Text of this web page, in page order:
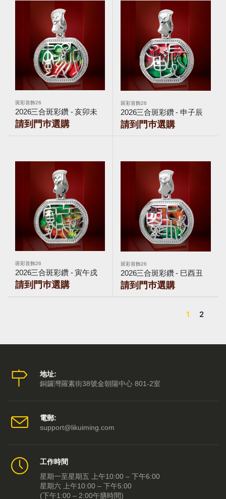
斑彩首飾26
2026三合斑彩鑽 - 亥卯未
請到門巿選購
斑彩首飾26
2026三合斑彩鑽 - 申子辰
請到門巿選購
斑彩首飾26
2026三合斑彩鑽 - 寅午戌
請到門巿選購
斑彩首飾26
2026三合斑彩鑽 - 巳酉丑
請到門巿選購
1 2
地址:
銅鑼灣羅素街38號金朝陽中心 801-2室
電郵:
support@likuiming.com
工作時間
星期一至星期五 上午10:00 – 下午6:00
星期六 上午10:00 – 下午5:00
(下午1:00 – 2:00午膳時間)